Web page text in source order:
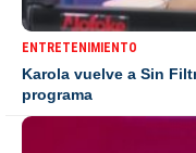
ENTRETENIMIENTO
Karola vuelve a Sin
programa